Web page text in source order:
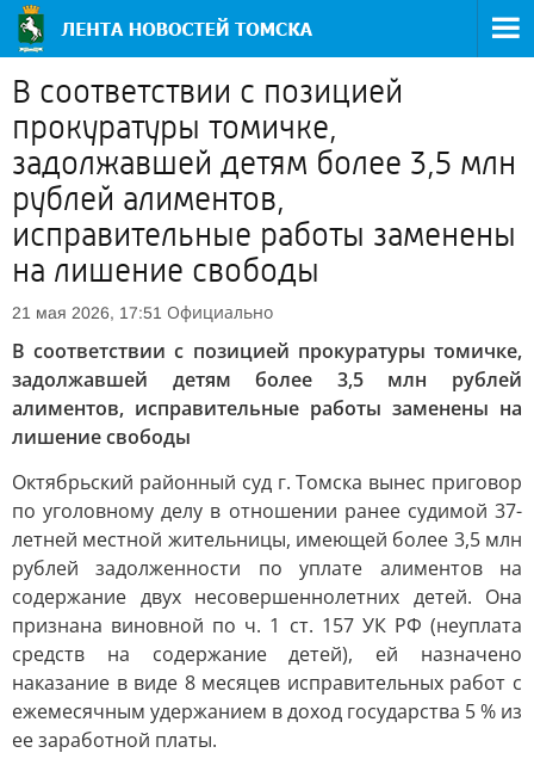
В соответствии с позицией
прокуратуры томичке,
задолжавшей детям более 3,5 млн
рублей алиментов,
исправительные работы заменены
на лишение свободы
21 мая 2026, 17:51 Официально
В соответствии с позицией прокуратуры томичке,
задолжавшей детям более 3,5 млн рублей
алиментов, исправительные работы заменены на
лишение свободы
Октябрьский районный суд г. Томска вынес приговор
по уголовному делу в отношении ранее судимой 37-
летней местной жительницы, имеющей более 3,5 млн
рублей задолженности по уплате алиментов на
содержание двух несовершеннолетних детей. Она
признана виновной по ч. 1 ст. 157 УК РФ (неуплата
средств на содержание детей), ей назначено
наказание в виде 8 месяцев исправительных работ с
ежемесячным удержанием в доход государства 5 % из
ее заработной платы.